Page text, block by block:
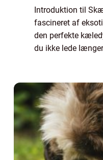
Introduktion til
fascineret af
den perfekte
du ikke lede